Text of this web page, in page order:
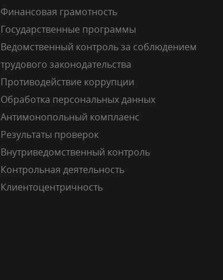
Финансовая грамотность
Государственные программы
Ведомственный контроль за соблюдением
трудового законодательства
Противодействие коррупции
Обработка персональных данных
Антимонопольный комплаенс
Результаты проверок
Внутриведомственный контроль
Контрольная деятельность
Клиентоцентричность